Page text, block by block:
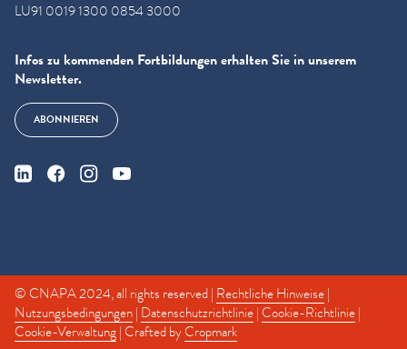
LU91 0019 1300 0854 3000
Infos zu kommenden Fortbildungen erhalten Sie in unserem
Newsletter.
ABONNIEREN
© CNAPA 2024, all rights reserved | Rechtliche Hinweise|
Nutzungsbedingungen| Datenschutzrichtlinie|Cookie-Richtlinie|
Cookie-Verwaltung| Crafted byCropmark